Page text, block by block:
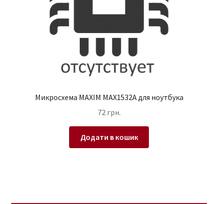
Микросхема MAXIM MAX1532A для ноутбука
72 грн.
Додати в кошик